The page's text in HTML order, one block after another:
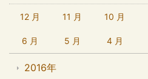
12 月 11 月 10 月
6 月 5 月 4 月
2016年